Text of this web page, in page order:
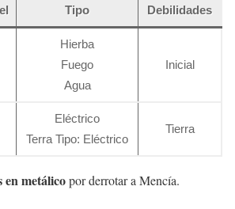
Tipo Debilidades
Hierba
Fuego
Agua
Inicial
Eléctrico
Terra Tipo: Eléctrico
Tierra
en metálicopor derrotar a Mencía.